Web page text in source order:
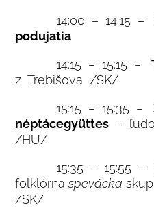
14:00 – 14:15
podujatia
14:15 – 15:15 –
z
15:15 – 15:35 –
néptácegyüttes –
/HU/
15:35 – 15:55 –
folklórnaspevácka
/SK/